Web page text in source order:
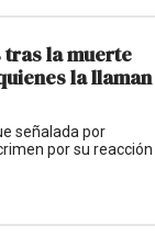
tras la muerte
la llaman
señalada por
por su reacción